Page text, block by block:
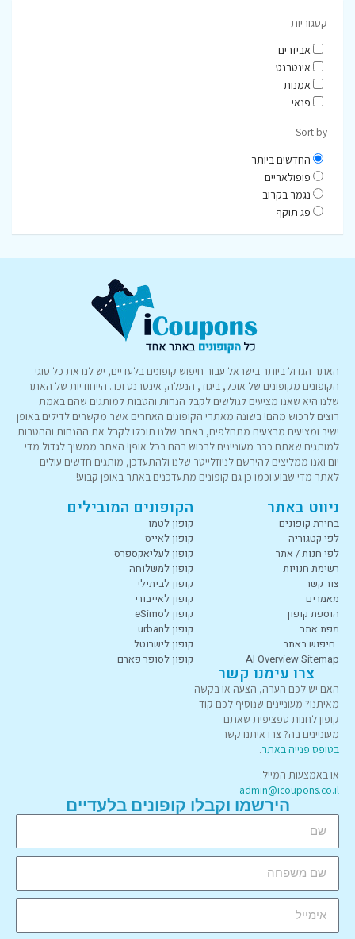
קטגוריות
אביזרים
אינטרנט
אמנות
פנאי
Sort by
החדשים ביותר
פופולאריים
נגמר בקרוב
פג תוקף
האתר הגדול ביותר בישראל עבור חיפוש קופונים בלעדיים, יש לנו את כל סוגי
הקופונים מקופונים של אוכל, ביגוד, הנעלה, אינטרנט וכו.. הייחודיות של האתר
שלנו היא שאנו מציעים לגולשים לקבל הנחות והטבות למותגים שהם באמת
רוצים לרכוש מהם! בשונה מאתרי הקופונים האחרים אשר מקשרים לדילים באופן
ישיר ומציעים מבצעים מתחלפים, באתר שלנו תוכלו לקבל את ההנחות וההטבות
למותגים שאתם כבר מעוניינים לרכוש בהם בכל אופן! האתר ממשיך לגדול מדי
יום ואנו ממליצים להירשם לניוזלייטר שלנו ולהתעדכן, מותגים חדשים עולים
לאתר מדי שבוע וכמו כן גם קופונים מתעדכנים באתר באופן קבוע!
ניווט באתר
בחירת קופונים
לפי קטגוריה
לפי חנות / אתר
רשימת חנויות
צור קשר
מאמרים
הוספת קופון
מפת אתר
חיפוש באתר
AI Overview Sitemap
הקופונים המובילים
קופון לטמו
קופון לאייס
קופון לעליאקספרס
קופון למשלוחה
קופון לביתילי
קופון לאייבורי
קופון לeSimo
קופון לurban
קופון לישרוטל
קופון לסופר פארם
צרו עימנו קשר
האם יש לכם הערה, הצעה או בקשה
מאיתנו? מעוניינים שנוסיף לכם קוד
קופון לחנות ספציפית שאתם
מעוניינים בה? צרו איתנו קשר
בטופס פנייה באתר.
או באמצעות המייל:
admin@icoupons.co.il
הירשמו וקבלו קופונים בלעדיים